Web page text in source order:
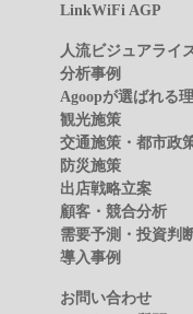
LinkWiFi AGP
人流ビジュアライ
分析事例
Agoopが選ばれる
観光施策
交通施策・都市政
防災施策
出店戦略立案
顧客・競合分析
需要予測・投資判
導入事例
お問い合わせ